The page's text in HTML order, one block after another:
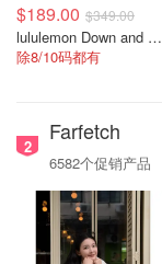
$189.00 $349.00
lululemon Down and Around 羽绒夹克
除8/10码都有
2
Farfetch
6582个促销产品